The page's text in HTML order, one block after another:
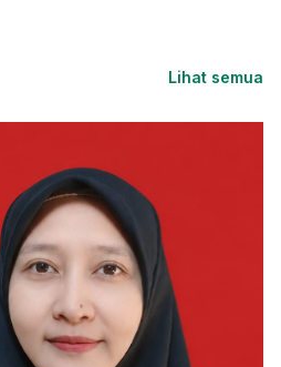
Lihat semua